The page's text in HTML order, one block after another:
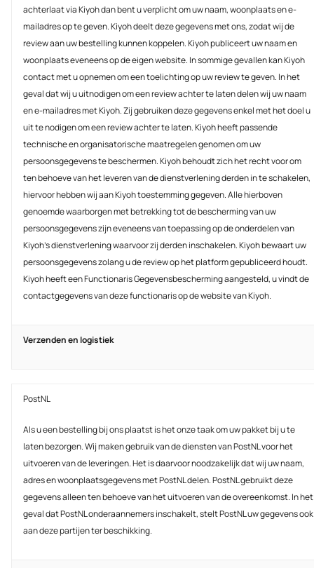
achterlaat via Kiyoh dan bent u verplicht om uw naam, woonplaats en e-
mailadres op te geven. Kiyoh deelt deze gegevens met ons, zodat wij de
review aan uw bestelling kunnen koppelen. Kiyoh publiceert uw naam en
woonplaats eveneens op de eigen website. In sommige gevallen kan Kiyoh
contact met u opnemen om een toelichting op uw review te geven. In het
geval dat wij u uitnodigen om een review achter te laten delen wij uw naam
en e-mailadres met Kiyoh. Zij gebruiken deze gegevens enkel met het doel u
uit te nodigen om een review achter te laten. Kiyoh heeft passende
technische en organisatorische maatregelen genomen om uw
persoonsgegevens te beschermen. Kiyoh behoudt zich het recht voor om
ten behoeve van het leveren van de dienstverlening derden in te schakelen,
hiervoor hebben wij aan Kiyoh toestemming gegeven. Alle hierboven
genoemde waarborgen met betrekking tot de bescherming van uw
persoonsgegevens zijn eveneens van toepassing op de onderdelen van
Kiyoh’s dienstverlening waarvoor zij derden inschakelen. Kiyoh bewaart uw
persoonsgegevens zolang u de review op het platform gepubliceerd houdt.
Kiyoh heeft een Functionaris Gegevensbescherming aangesteld, u vindt de
contactgegevens van deze functionaris op de website van Kiyoh.
Verzenden en logistiek
PostNL
Als u een bestelling bij ons plaatst is het onze taak om uw pakket bij u te
laten bezorgen. Wij maken gebruik van de diensten van PostNL voor het
uitvoeren van de leveringen. Het is daarvoor noodzakelijk dat wij uw naam,
adres en woonplaatsgegevens met PostNL delen. PostNL gebruikt deze
gegevens alleen ten behoeve van het uitvoeren van de overeenkomst. In het
geval dat PostNL onderaannemers inschakelt, stelt PostNL uw gegevens ook
aan deze partijen ter beschikking.